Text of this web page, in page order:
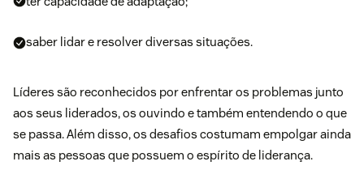
saber lidar e resolver diversas situações.
Líderes são reconhecidos por enfrentar os problemas junto
aos seus liderados, os ouvindo e também entendendo o que
se passa. Além disso, os desafios costumam empolgar ainda
mais as pessoas que possuem o espírito de liderança.